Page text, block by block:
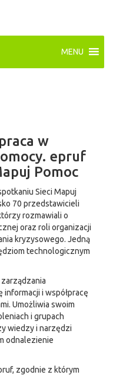
MENU
w
epruf
Pomoc
Sieci Mapuj
70 przedstawicieli
rozmawiali o
oraz roli organizacji
kryzysowego. Jedną
technologicznym
informacji i współpracę
Umożliwia swoim
i grupach
wiedzy i narzędzi
odnalezienie
zgodnie z którym